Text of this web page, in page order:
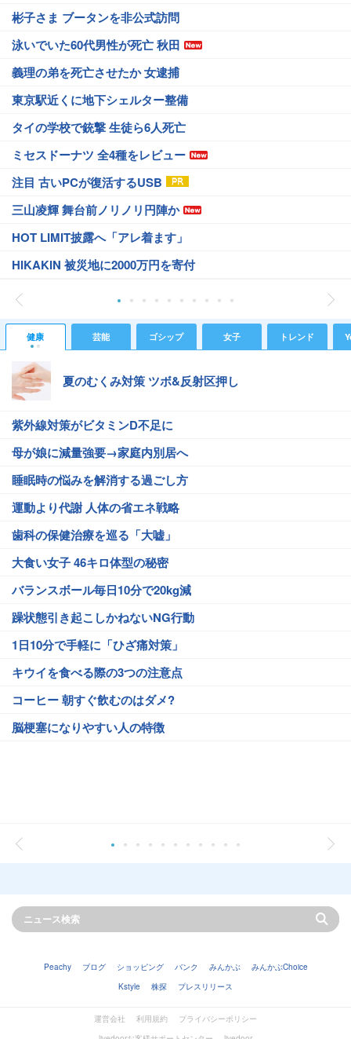
彬子さま ブータンを非公式訪問
泳いでいた60代男性が死亡 秋田
義理の弟を死亡させたか 女逮捕
東京駅近くに地下シェルター整備
タイの学校で銃撃 生徒ら6人死亡
ミセスドーナツ 全4種をレビュー
注目 古いPCが復活するUSB
三山凌輝 舞台前ノリノリ円陣か
HOT LIMIT披露へ「アレ着ます」
HIKAKIN 被災地に2000万円を寄付
健康 芸能 ゴシップ 女子 トレンド
夏のむくみ対策 ツボ&反射区押し
紫外線対策がビタミンD不足に
母が娘に減量強要→家庭内別居へ
睡眠時の悩みを解消する過ごし方
運動より代謝 人体の省エネ戦略
歯科の保健治療を巡る「大嘘」
大食い女子 46キロ体型の秘密
バランスボール毎日10分で20kg減
躁状態引き起こしかねないNG行動
1日10分で手軽に「ひざ痛対策」
キウイを食べる際の3つの注意点
コーヒー 朝すぐ飲むのはダメ?
脳梗塞になりやすい人の特徴
Peachy ブログ ショッピング バンク みんかぶ
みんかぶChoice
Kstyle
株探 プレスリリース
運営会社 利用規約
プライバシーポリシー